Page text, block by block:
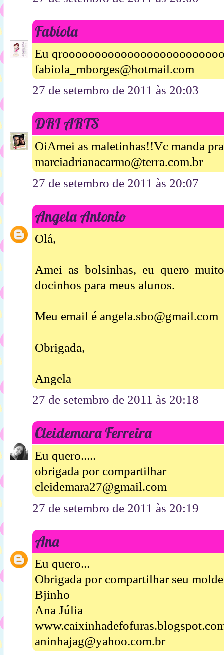
Fabíola
Eu
fabiola_mborges@hotmail.com
27 de setembro de 2011 às 20:03
DRI ARTS
OiAmei as maletinhas!!Vc manda
marciadrianacarmo@terra.com.br
27 de setembro de 2011 às 20:07
Angela Antonio
Olá,
Amei as bolsinhas, eu quero
docinhos para meus alunos.
Meu email é angela.sbo@gmail.com
Obrigada,
Angela
27 de setembro de 2011 às 20:18
Cleidemara Ferreira
Eu quero.....
obrigada por compartilhar
cleidemara27@gmail.com
27 de setembro de 2011 às 20:19
Ana
Eu quero...
Obrigada por compartilhar seu
Bjinho
Ana Júlia
aninhajag@yahoo.com.br